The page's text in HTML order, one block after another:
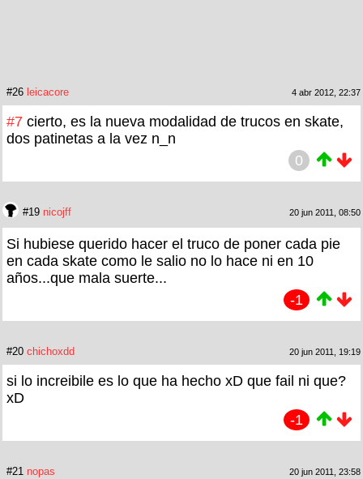
#26 leicacore 4 abr 2012, 22:37
#7 cierto, es la nueva modalidad de trucos en skate,
dos patinetas a la vez n_n
0
#19 nicojff 20 jun 2011, 08:50
Si hubiese querido hacer el truco de poner cada pie
en cada skate como le salio no lo hace ni en 10
años...que mala suerte...
-1
#20 chichoxdd 20 jun 2011, 19:19
si lo increibile es lo que ha hecho xD que fail ni que?
xD
-1
#21 nopas 20 jun 2011, 23:58